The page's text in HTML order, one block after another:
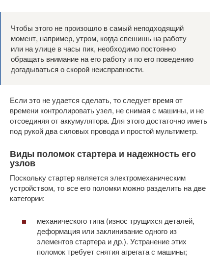
Чтобы этого не произошло в самый неподходящий
момент, например, утром, когда спешишь на работу
или на улице в часы пик, необходимо постоянно
обращать внимание на его работу и по его поведению
догадываться о скорой неисправности.
Если это не удается сделать, то следует время от
времени контролировать узел, не снимая с машины, и не
отсоединяя от аккумулятора. Для этого достаточно иметь
под рукой два силовых провода и простой мультиметр.
Виды поломок стартера и надежность его
узлов
Поскольку стартер является электромеханическим
устройством, то все его поломки можно разделить на две
категории:
механического типа (износ трущихся деталей,
деформация или заклинивание одного из
элементов стартера и др.). Устранение этих
поломок требует снятия агрегата с машины;